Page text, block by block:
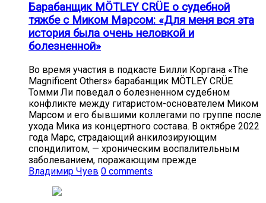
Барабанщик MÖTLEY CRÜE о судебной
тяжбе с Миком Марсом: «Для меня вся эта
история была очень неловкой и
болезненной»
Во время участия в подкасте Билли Коргана «The
Magnificent Others» барабанщик MÖTLEY CRÜE
Томми Ли поведал о болезненном судебном
конфликте между гитаристом-основателем Миком
Марсом и его бывшими коллегами по группе после
ухода Мика из концертного состава. В октябре 2022
года Марс, страдающий анкилозирующим
спондилитом, — хроническим воспалительным
заболеванием, поражающим прежде
Владимир Чуев 0 comments